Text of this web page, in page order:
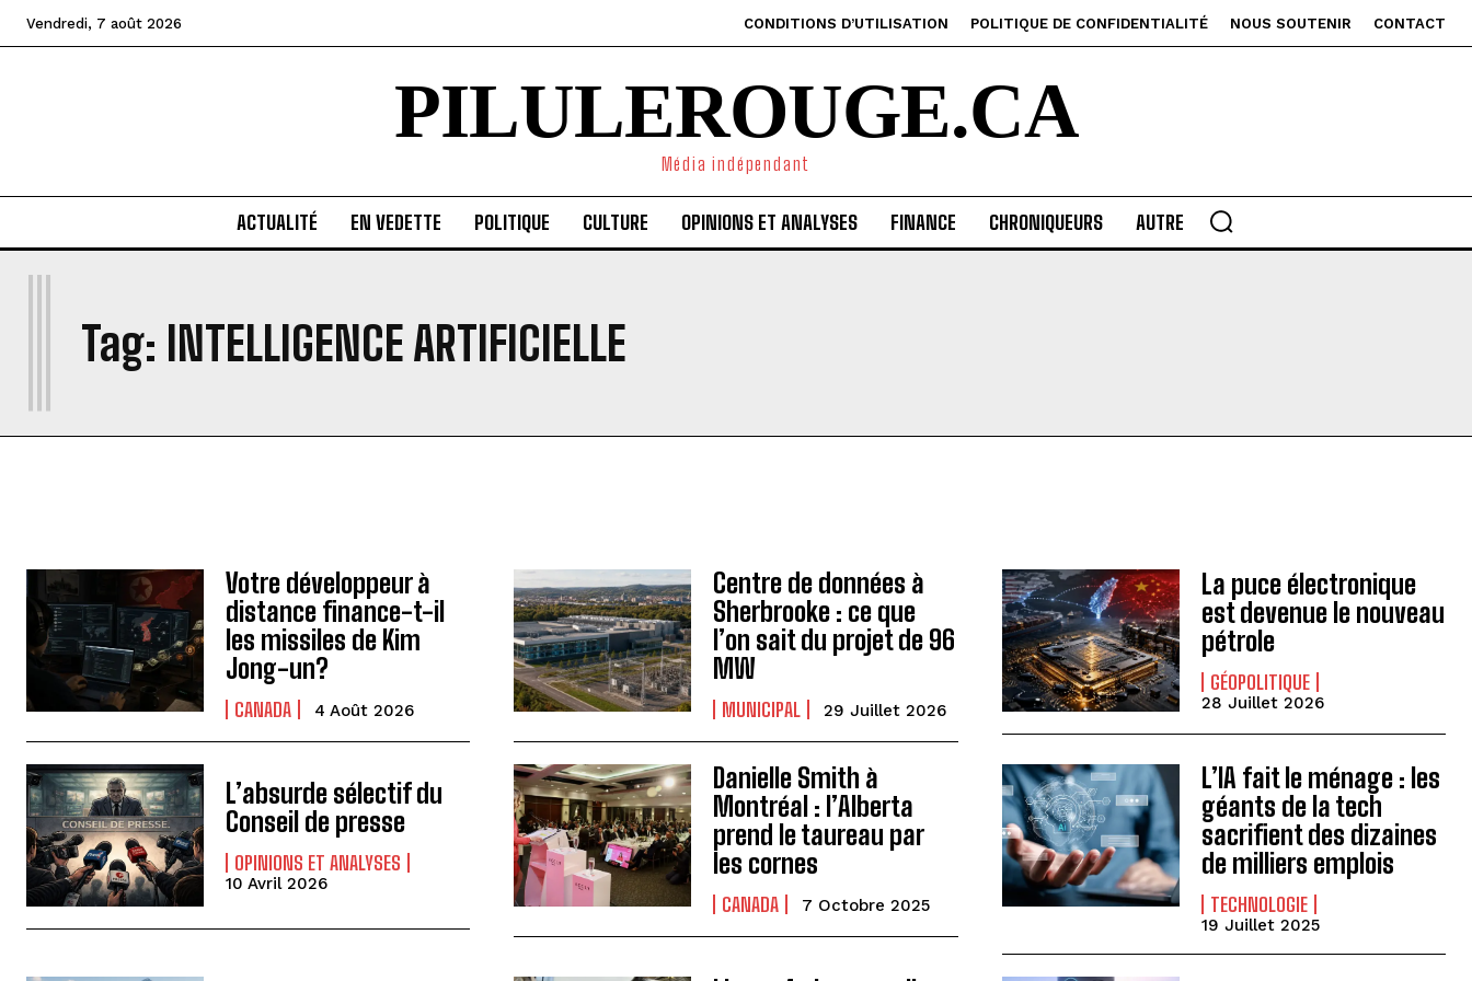
Vendredi, 7 août 2026 CONDITIONS D’UTILISATION POLITIQUE DE CONFIDENTIALITÉ NOUS SOUTENIR CONTACT
PILULEROUGE.CA
Média indépendant
ACTUALITÉ EN VEDETTE POLITIQUE CULTURE OPINIONS ET ANALYSES FINANCE CHRONIQUEURS AUTRE
Tag: INTELLIGENCE ARTIFICIELLE
I
Votre développeur à
distance finance-t-il
les missiles de Kim
Jong-un?
CANADA 4 Août 2026
Centre de données à
Sherbrooke : ce que
l’on sait du projet de 96
MW
MUNICIPAL 29 Juillet 2026
La puce électronique
est devenue le nouveau
pétrole
GÉOPOLITIQUE
28 Juillet 2026
L’absurde sélectif du
Conseil de presse
OPINIONS ET ANALYSES
10 Avril 2026
Danielle Smith à
Montréal : l’Alberta
prend le taureau par
les cornes
CANADA 7 Octobre 2025
L’IA fait le ménage : les
géants de la tech
sacrifient des dizaines
de milliers emplois
TECHNOLOGIE
19 Juillet 2025